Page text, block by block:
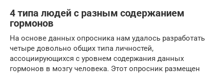
4 типа людей с разным содержанием
гормонов
На основе данных опросника нам удалось разработать
четыре довольно общих типа личностей,
ассоциирующихся с уровнем содержания данных
гормонов в мозгу человека. Этот опросник размещен